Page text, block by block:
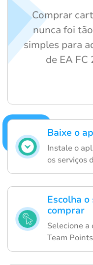
Baixe o
Instale o
os serviços
Escolha
comprar
Selecione a
Team
Comprar
nunca foi
simples para
de EA FC